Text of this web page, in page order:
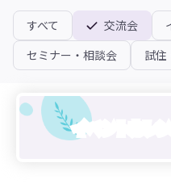
すべて 交流会
セミナー・相談会
試住
イベントカレ